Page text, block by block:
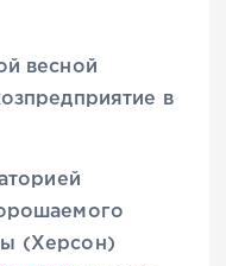
весной
в
(Херсон)